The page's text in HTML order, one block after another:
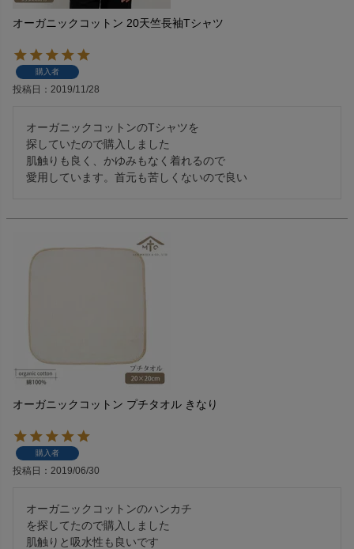
オーガニックコットン 20天竺長袖Tシャツ
購入者
投稿日 2019/11/28
オーガニックコットンのTシャツを
探していたので購入しました
肌触りも良く、かゆみもなく着れるので
愛用しています。首元も苦しくないので良い
オーガニックコットン プチタオル きなり
購入者
投稿日 2019/06/30
オーガニックコットンのハンカチ
を探してたので購入しました
肌触りと吸水性も良いです